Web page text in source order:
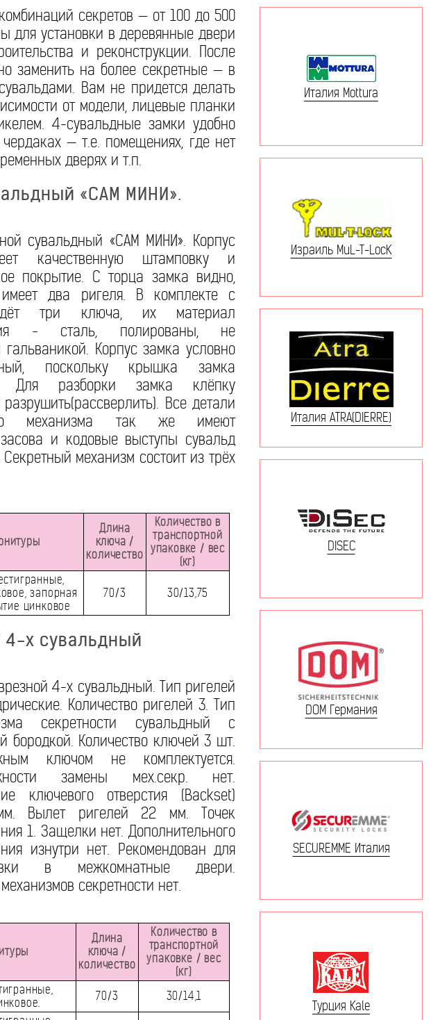
секретов — от 100 до 500
для установки в деревянные двери
и реконструкции. После
заменить на более секретные — в
Вам не придется делать
от модели, лицевые планки
4-сувальдные замки удобно
— т.е. помещениях, где нет
дверях и т.п.
«САМ МИНИ».
сувальдный «САМ МИНИ». Корпус
качественную штамповку и
покрытие. С торца замка видно,
два ригеля. В комплекте с
три ключа, их материал
- сталь, полированы, не
гальваникой. Корпус замка условно
поскольку крышка замка
Для разборки замка клёпку
Все детали
механизма так же имеют
и кодовые выступы сувальд
механизм состоит из трёх
Длина
ключа /
количество
Количество в
транспортной
упаковке / вес
(кг)
запорная
цинковое
70/3 30/13,75
4-х сувальдный
4-х сувальдный. Тип ригелей
Количество ригелей 3. Тип
секретности сувальдный с
бородкой. Количество ключей 3 шт.
ключом не комплектуется.
замены мех.секр. нет.
ключевого отверстия (Backset)
Вылет ригелей 22 мм. Точек
1. Защелки нет. Дополнительного
изнутри нет. Рекомендован для
в межкомнатные двери.
секретности нет.
Длина
ключа /
количество
Количество в
транспортной
упаковке / вес
(кг)
70/3 30/14,1
Италия Mottura
Израиль MuL-T-LocK
Италия ATRA(DIERRE)
DISEC
DOM Германия
SECUREMME Италия
Турция Kale